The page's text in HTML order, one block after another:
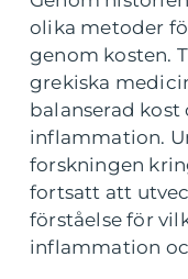
olika metoder
genom kosten.
grekiska
balanserad
inflammation.
forskningen
fortsatt att
förståelse för
inflammation